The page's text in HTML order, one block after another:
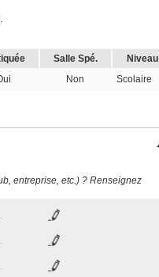
Salle Spé.
Niveau
Non Scolaire
entreprise, etc.) ? Renseignez